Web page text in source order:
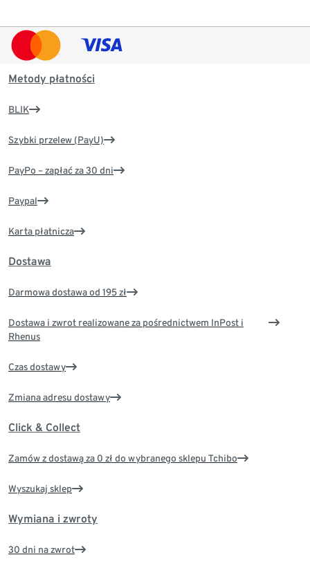
Metody płatności
BLIK
Szybki przelew (PayU)
PayPo – zapłać za 30 dni
Paypal
Karta płatnicza
Dostawa
Darmowa dostawa od 195 zł
Dostawa i zwrot realizowane za pośrednictwem InPost i
Rhenus
Czas dostawy
Zmiana adresu dostawy
Click & Collect
Zamów z dostawą za 0 zł do wybranego sklepu Tchibo
Wyszukaj sklep
Wymiana i zwroty
30 dni na zwrot